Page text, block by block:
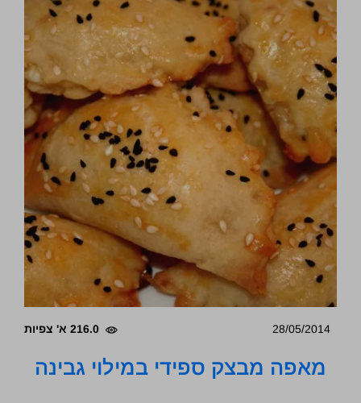
28/05/2014 216.0 א' צפיות
מאפה מבצק ספידי במילוי גבינה